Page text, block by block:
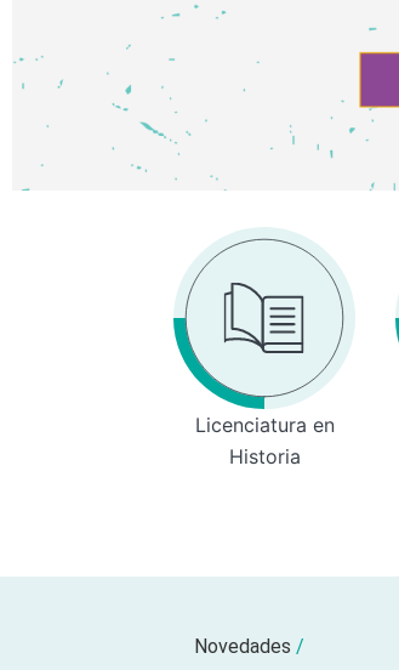
Licenciatura en
Historia
Novedades /